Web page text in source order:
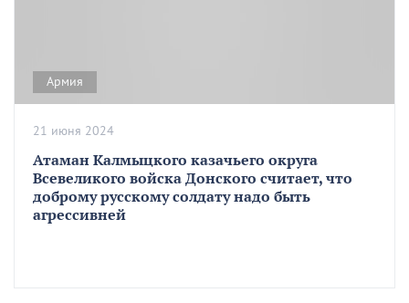
Армия
Атаман Калмыцкого казачьего округа
Всевеликого войска Донского считает, что
доброму русскому солдату надо быть
агрессивней
21 июня 2024